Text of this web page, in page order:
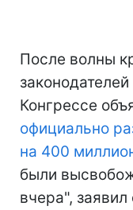
После волны
Конгрессе
официально
на 400
были
вчера",